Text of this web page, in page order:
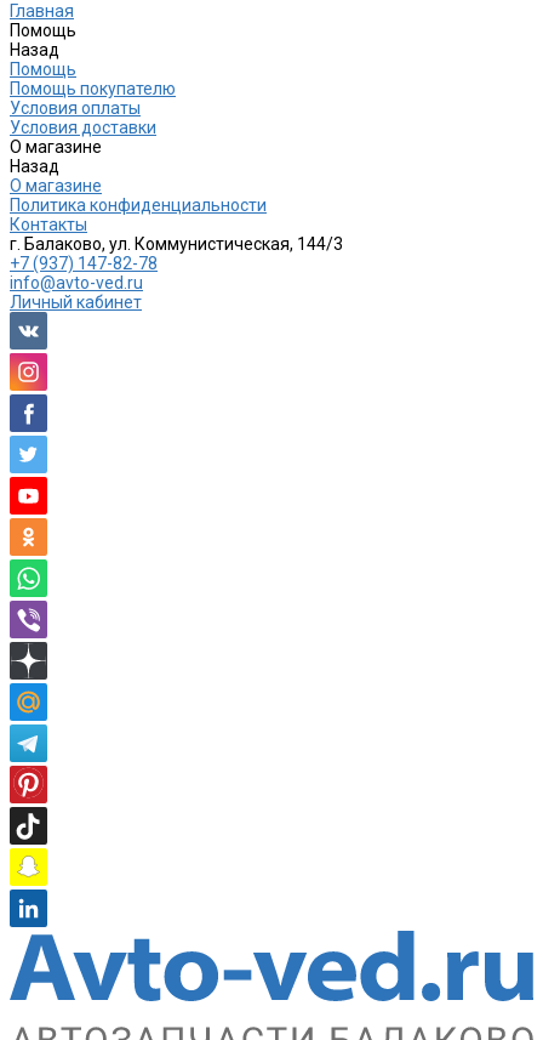
Главная
Помощь
Назад
Помощь
Помощь покупателю
Условия оплаты
Условия доставки
О магазине
Назад
О магазине
Политика конфиденциальности
Контакты
г. Балаково, ул. Коммунистическая, 144/3
+7 (937) 147-82-78
info@avto-ved.ru
Личный кабинет